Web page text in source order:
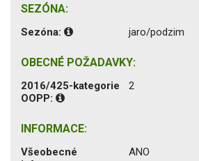
SEZÓNA:
Sezóna: jaro/podzim
OBECNÉ POŽADAVKY:
2016/425-kategorie
OOPP:
2
INFORMACE:
Všeobecné
ANO